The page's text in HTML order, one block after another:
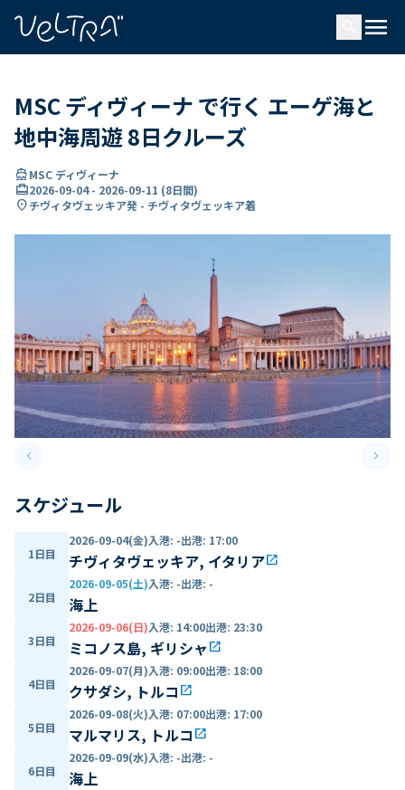
menu
MSC ディヴィーナ で行く エーゲ海と
地中海周遊 8日クルーズ
directions_boatMSC ディヴィーナ
card_travel2026-09-04- 2026-09-11 (8日間)
location_onチヴィタヴェッキア発 - チヴィタヴェッキア着
keyboard_arrow_leftPrevious slide keyboard_arrow_right
スケジュール
1日目
2026-09-04(金)入港: -出港: 17:00
チヴィタヴェッキア, イタリアopen_in_new
2日目
2026-09-05(土)入港: -出港: -
海上
3日目
2026-09-06(日)入港: 14:00出港: 23:30
ミコノス島, ギリシャ open_in_new
4日目
2026-09-07(月)入港: 09:00出港: 18:00
クサダシ, トルコ open_in_new
5日目
2026-09-08(火)入港: 07:00出港: 17:00
マルマリス, トルコ open_in_new
6日目
2026-09-09(水)入港: -出港: -
海上